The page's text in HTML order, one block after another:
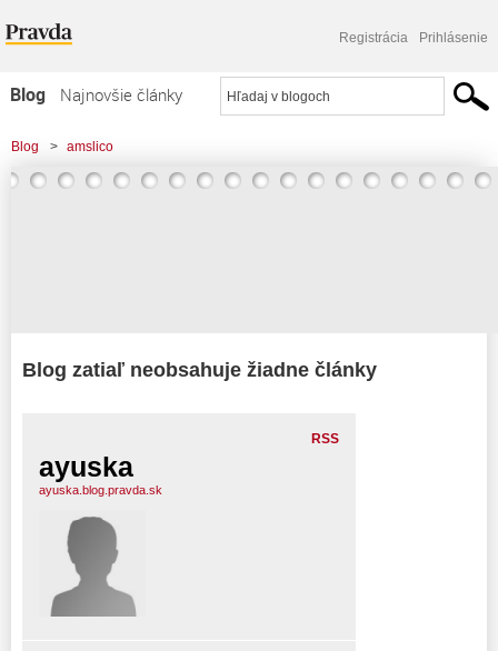
Registrácia Prihlásenie
Blog
Najnovšie články
Najčítanejšie články
Najkomentovanejšie články
Blog > amslico
Blog zatiaľ neobsahuje žiadne články
RSS
ayuska
ayuska.blog.pravda.sk